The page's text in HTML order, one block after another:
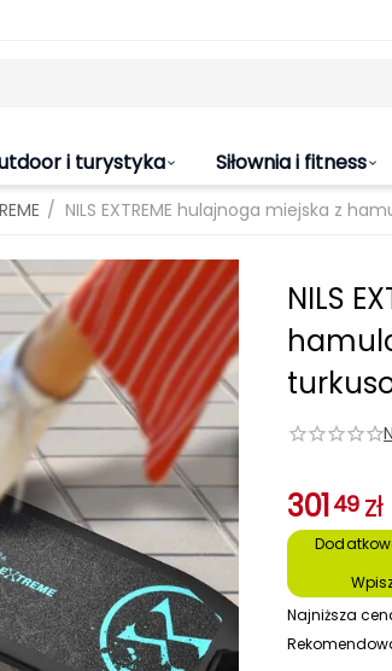
i turystyka Siłownia i fitness
/ NILS EXTREME hulajnoga miejska z
NILS
30149 zł
Najniższa